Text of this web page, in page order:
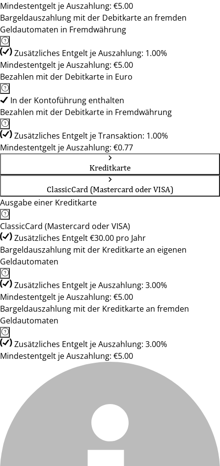
Mindestentgelt je Auszahlung: €5.00
Bargeldauszahlung mit der Debitkarte an fremden
Geldautomaten in Fremdwährung
Zusätzliches Entgelt je Auszahlung: 1.00%
Mindestentgelt je Auszahlung: €5.00
Bezahlen mit der Debitkarte in Euro
In der Kontoführung enthalten
Bezahlen mit der Debitkarte in Fremdwährung
Zusätzliches Entgelt je Transaktion: 1.00%
Mindestentgelt je Auszahlung: €0.77
Kreditkarte
ClassicCard (Mastercard oder VISA)
Ausgabe einer Kreditkarte
ClassicCard (Mastercard oder VISA)
Zusätzliches Entgelt €30.00 pro Jahr
Bargeldauszahlung mit der Kreditkarte an eigenen
Geldautomaten
Zusätzliches Entgelt je Auszahlung: 3.00%
Mindestentgelt je Auszahlung: €5.00
Bargeldauszahlung mit der Kreditkarte an fremden
Geldautomaten
Zusätzliches Entgelt je Auszahlung: 3.00%
Mindestentgelt je Auszahlung: €5.00